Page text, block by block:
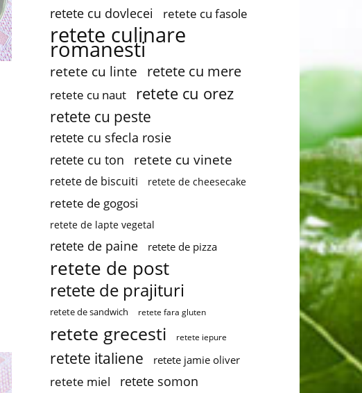
retete cu dovlecei retete cu fasole
retete culinare
romanesti
retete cu linte retete cu mere
retete cu naut
retete cu orez
retete cu peste
retete cu sfecla rosie
retete cu ton
retete cu vinete
retete de biscuiti retete de cheesecake
retete de gogosi
retete de lapte vegetal
retete de paine retete de pizza
retete de post
retete de prajituri
retete de sandwich retete fara gluten
retete grecesti retete iepure
retete italiene retete jamie oliver
retete miel retete somon